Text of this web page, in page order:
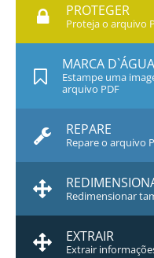
PROTEGER
Proteja o arquivo
MARCA D`ÁGUA
Estampe uma
arquivo PDF
REPARE
Repare o arquivo
Redimensionar
EXTRAIR
Extrair